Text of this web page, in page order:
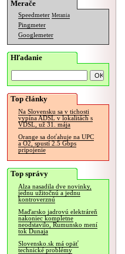
Merače
Speedmeter Merania
Pingmeter
Googlemeter
Hľadanie
Top články
Na Slovensku sa v tichosti
vypína ADSL v lokalitách s
VDSL, už 31. mája
Orange sa doťahuje na UPC
a O2, spustí 2.5 Gbps
pripojenie
Top správy
Alza nasadila dve novinky,
jednu užitočnú a jednu
kontroverznú
Maďarsko jadrovú elektráreň
nakoniec kompletne
neodstavilo, Rumunsko mení
tok Dunaja
Slovensko.sk má opäť
technické problémy